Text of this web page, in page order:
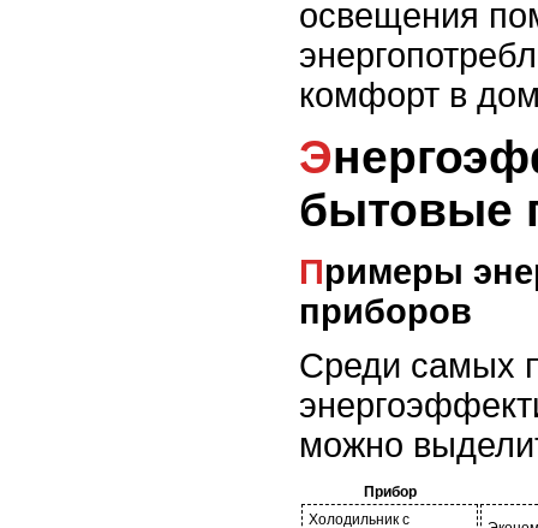
освещения
комфорт в
Энергоэффективные
бытовые
Примеры энергоэффективных
приборов
Среди самых
можно
Прибор
Холодильник с